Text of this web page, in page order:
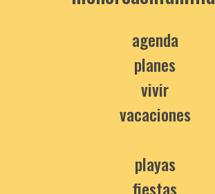
agenda
planes
vivir
vacaciones
playas
fiestas